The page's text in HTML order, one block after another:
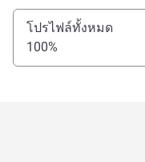
โปรไฟล์ทั้งหมด
100%